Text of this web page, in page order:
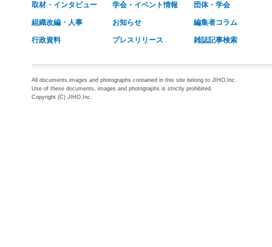
取材・インタビュー 学会・イベント情報 団体・学会
組織改編・人事 お知らせ 編集者コラム
行政資料 プレスリリース 雑誌記事検索
All documents,images and photographs contained in this site belong to JIHO,Inc.
Use of these documents, images and photographs is strictly prohibited.
Copyright (C) JIHO,Inc.